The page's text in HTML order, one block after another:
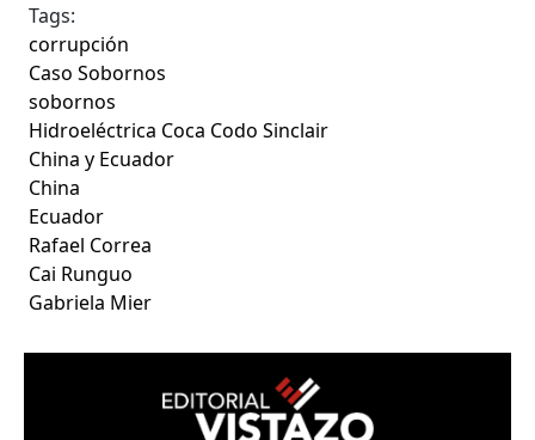
Tags:
corrupción
Caso Sobornos
sobornos
Hidroeléctrica Coca Codo Sinclair
China y Ecuador
China
Ecuador
Rafael Correa
Cai Runguo
Gabriela Mier